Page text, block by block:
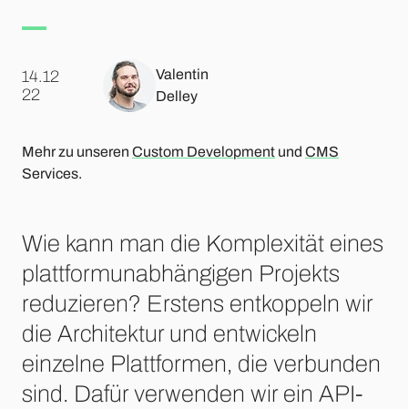
14.12
.22
Valentin
Delley
Mehr zu unseren Custom Development und CMS
Services.
Wie kann man die Komplexität eines
plattformunabhängigen Projekts
reduzieren? Erstens entkoppeln wir
die Architektur und entwickeln
einzelne Plattformen, die verbunden
sind. Dafür verwenden wir ein API-